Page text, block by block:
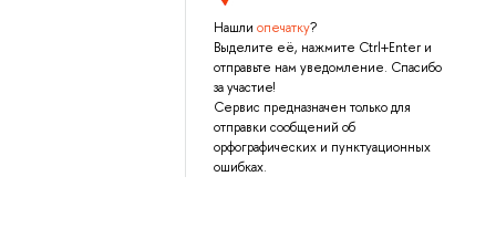
Нашли опечатку?
Выделите её, нажмите Ctrl+Enter и
отправьте нам уведомление. Спасибо
за участие!
Сервис предназначен только для
отправки сообщений об
орфографических и пунктуационных
ошибках.